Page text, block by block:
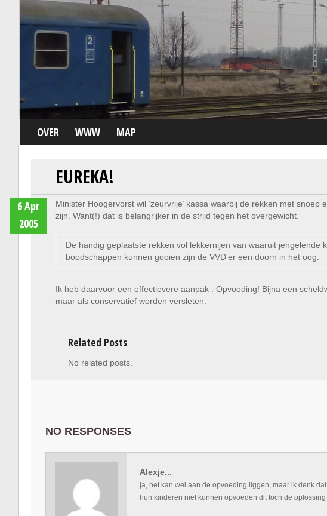
OVER WWW MAP
EUREKA!
6 Apr
2005
Minister Hoogervorst wil ‘zeurvrije’ kassa waarbij de rekken met
zijn. Want(!) dat is belangrijker in de strijd tegen het overgewicht.
De handig geplaatste rekken vol lekkernijen van waaruit jengelende
boodschappen kunnen gooien zijn de VVD’er een doorn in het oog.
Ik heb daarvoor een effectievere aanpak : Opvoeding! Bijna een
maar als conservatief worden versleten.
Related Posts
No related posts.
NO RESPONSES
Alexje...
ja, het kan wel aan de opvoeding liggen, maar ik denk
hun kinderen niet kunnen opvoeden dit toch de oplossing